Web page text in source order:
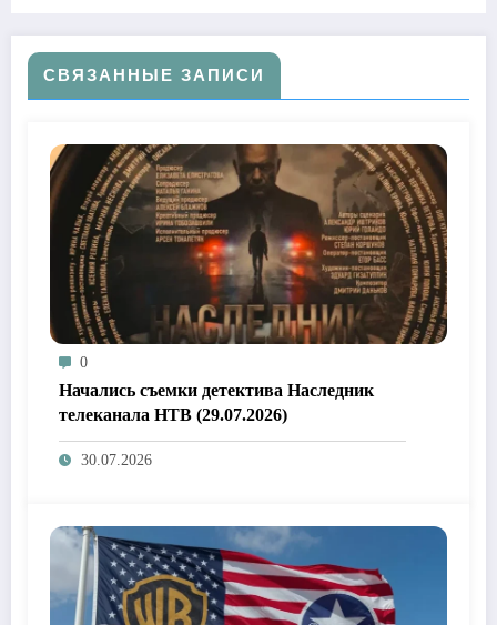
СВЯЗАННЫЕ ЗАПИСИ
0
Начались съемки детектива Наследник
телеканала НТВ (29.07.2026)
30.07.2026